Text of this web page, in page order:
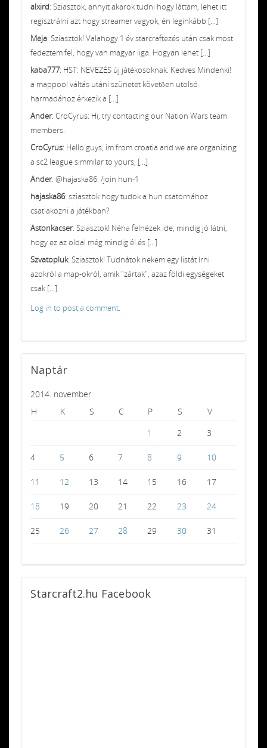
alxird: Sziasztok, annyit akarok tudni hogy láttam, lehet itt
regisztrálni azt hogy streamer vagyok, én leginkább [...]
Meja: Sziasztok! Valahogy 1 év starcraftezés után csak most
fedeztem fel, hogy van magyar liga. Hogyan lehet [...]
kaba777: HST: NEVEZÉS új játékosoknak. Kedves Mindenki!
a mappool váltás utáni szünetet követően utolsó
harmadához érkezik a [...]
Ander: CroCyrus: Hi, try contacting our Nation Wars team
members.
CroCyrus: Hello guys, im from croatia and we are organizing
a sc2 league simmilar to yours, [...]
Ander: @hajaska86: /join hun-1
hajaska86: sziasztok hogy tudok a hun csatornához
csatlakozni a játékban?
Astonkacser: Sziasztok! Néha felnézek ide, mindig jó látni,
hogy ez az oldal még mindig él és [...]
Szvatopluk: Sziasztok! Tudnátok nekem egy listát írni
azokról a map-okról, amik "zártak", azaz földi egységeket
csak [...]
Log in to post a comment.
Naptár
2014. november
H
K S C P S
V
1
2 3
4 5 6 7 8 9 10
11 12 13 14 15 16 17
18 19 20 21 22 23 24
25 26 27 28 29 30 31
Starcraft2.hu Facebook